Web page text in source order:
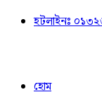
হটলাইনঃ
হোম